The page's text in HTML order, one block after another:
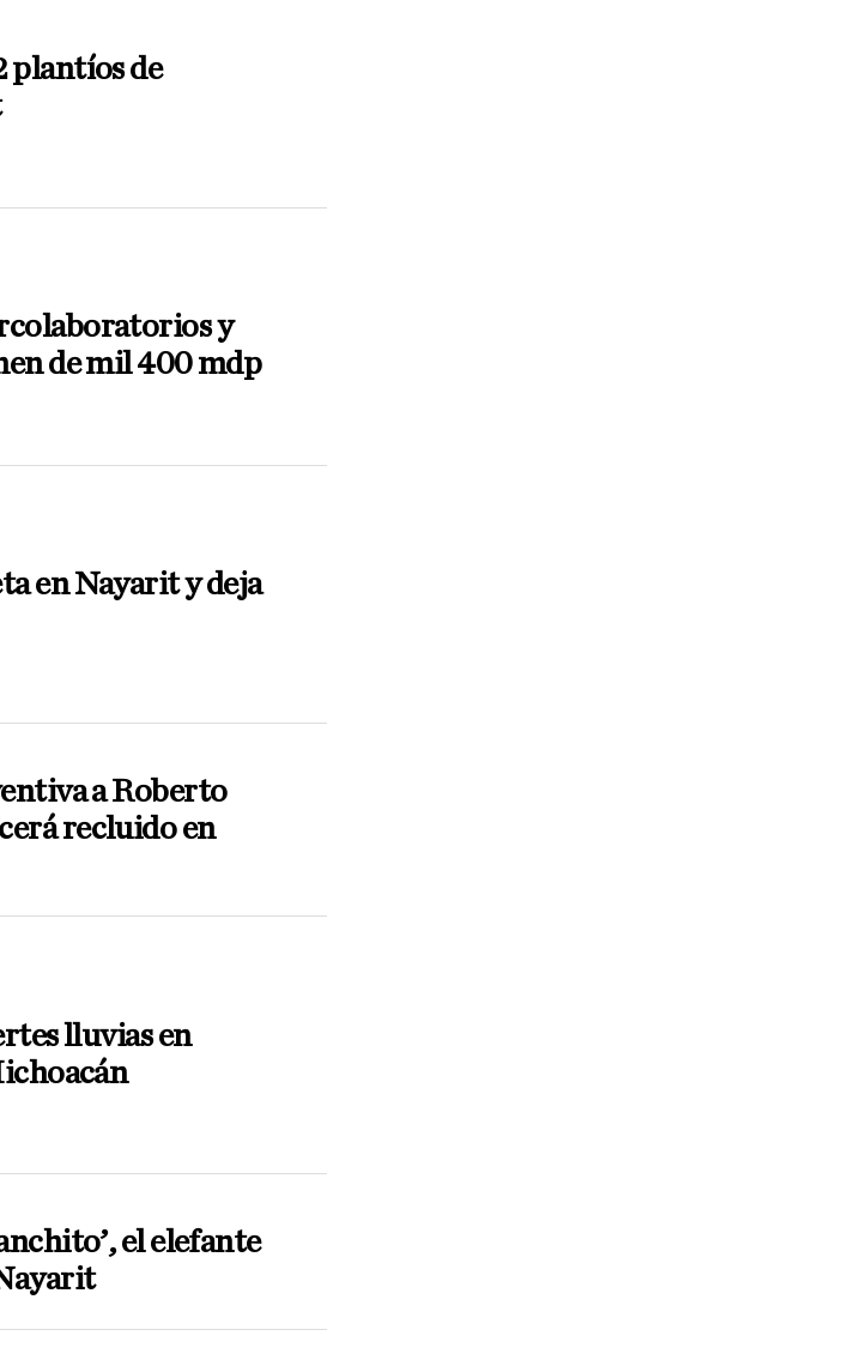
plantíos de
y
de mil 400 mdp
en Nayarit y deja
a Roberto
recluido en
lluvias en
el elefante